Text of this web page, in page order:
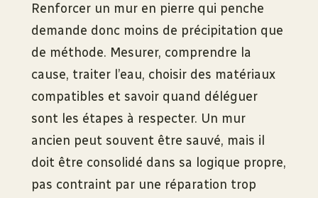
Renforcer un mur en pierre qui penche
demande donc moins de précipitation que
de méthode. Mesurer, comprendre la
cause, traiter l’eau, choisir des matériaux
compatibles et savoir quand déléguer
sont les étapes à respecter. Un mur
ancien peut souvent être sauvé, mais il
doit être consolidé dans sa logique propre,
pas contraint par une réparation trop